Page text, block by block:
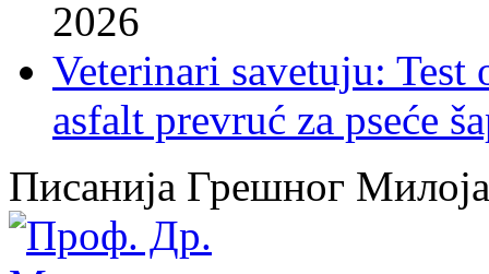
2026
Veterinari savetuju:
asfalt prevruć za pseće
Писанија Грешног Милоја